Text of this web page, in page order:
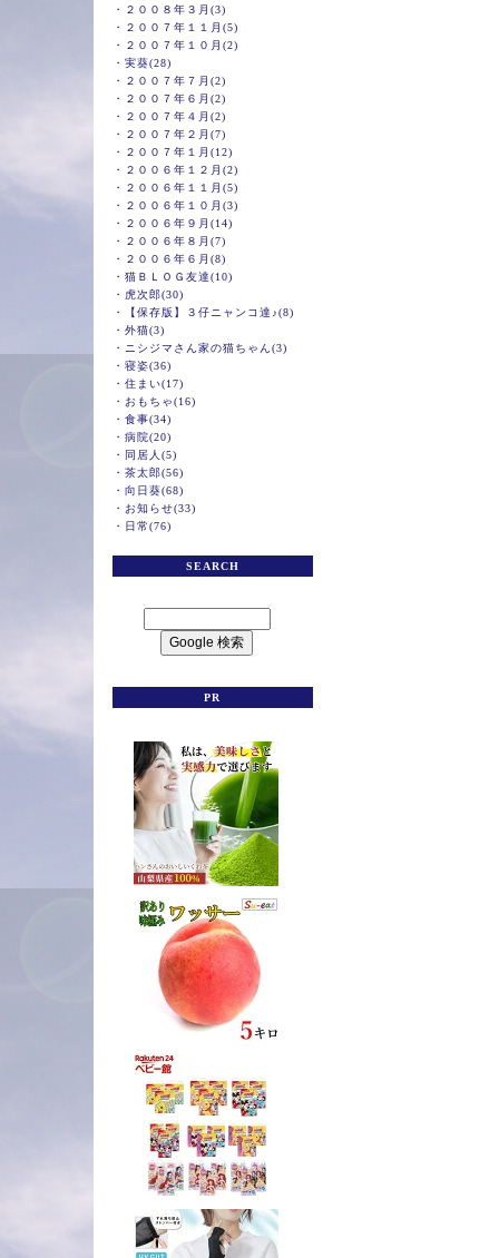
・
２００８年３月(3)
・
２００７年１１月(5)
・
２００７年１０月(2)
・ 実葵(28)
・
２００７年７月(2)
・
２００７年６月(2)
・
２００７年４月(2)
・
２００７年２月(7)
・
２００７年１月(12)
・
２００６年１２月(2)
・
２００６年１１月(5)
・
２００６年１０月(3)
・
２００６年９月(14)
・
２００６年８月(7)
・
２００６年６月(8)
・ 猫ＢＬＯＧ友達(10)
・ 虎次郎(30)
・
【保存版】３仔ニャンコ達♪(8)
・ 外猫(3)
・
ニシジマさん家の猫ちゃん(3)
・ 寝姿(36)
・ 住まい(17)
・ おもちゃ(16)
・ 食事(34)
・ 病院(20)
・
同居人(5)
・ 茶太郎(56)
・ 向日葵(68)
・ お知らせ(33)
・ 日常(76)
SEARCH
PR